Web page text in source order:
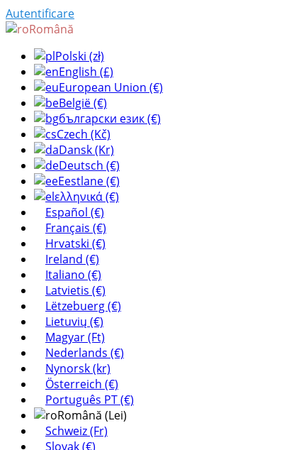
Autentificare
Română
Polski (zł)
English (£)
European Union (€)
België (€)
български език (€)
Czech (Kč)
Dansk (Kr)
Deutsch (€)
Eestlane (€)
ελληνικά (€)
Español (€)
Français (€)
Hrvatski (€)
Ireland (€)
Italiano (€)
Latvietis (€)
Lëtzebuerg (€)
Lietuvių (€)
Magyar (Ft)
Nederlands (€)
Nynorsk (kr)
Österreich (€)
Português PT (€)
Română (Lei)
Schweiz (Fr)
Slovak (€)